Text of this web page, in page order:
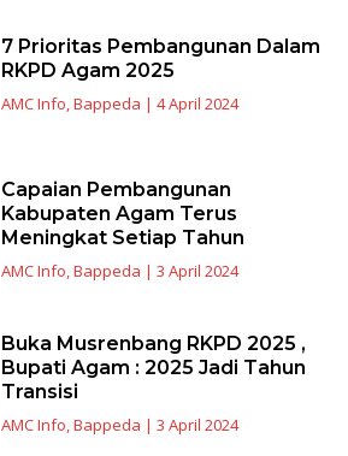
7 Prioritas Pembangunan Dalam
RKPD Agam 2025
AMC Info,Bappeda | 4 April 2024
Capaian Pembangunan
Kabupaten Agam Terus
Meningkat Setiap Tahun
AMC Info Bappeda | 3 April 2024
Buka Musrenbang RKPD 2025 ,
Bupati Agam : 2025 Jadi Tahun
Transisi
AMC Info,Bappeda | 3 April 2024